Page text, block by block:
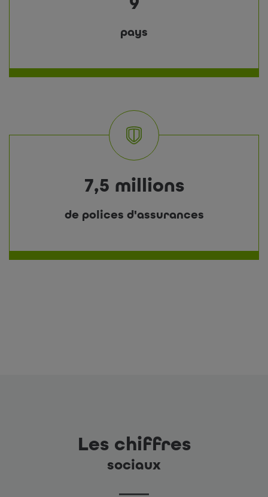
pays
7,5 millions
de polices d'assurances
Les chiffres
sociaux